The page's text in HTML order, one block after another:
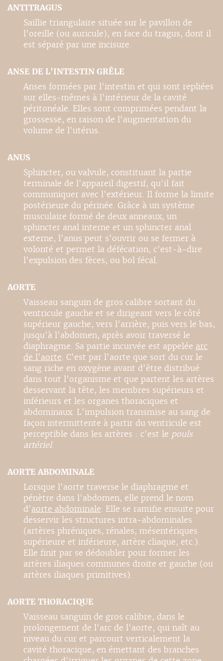
ANTITRAGUS
Saillie triangulaire située sur le pavillon de
l'oreille (ou auricule), en face du tragus, dont il
est séparé par une incisure.
ANSE DE L'INTESTIN GRÊLE
Anses formées par l'intestin et qui sont repliées
sur elles-mêmes à l'intérieur de la cavité
péritonéale. Elles sont comprimées pendant la
grossesse, en raison de l'augmentation du
volume de l'utérus.
ANUS
Sphincter, ou valvule, constituant la partie
terminale de l'appareil digestif, qu'il fait
communiquer avec l'extérieur. Il forme la limite
postérieure du périnée. Grâce à un système
musculaire formé de deux anneaux, un
sphincter anal interne et un sphincter anal
externe, l'anus peut s'ouvrir ou se fermer à
volonté et permet la défécation, c'est-à-dire
l'expulsion des fèces, ou bol fécal.
AORTE
Vaisseau sanguin de gros calibre sortant du
ventricule gauche et se dirigeant vers le côté
supérieur gauche, vers l'arrière, puis vers le bas,
jusqu'à l'abdomen, après avoir traversé le
diaphragme. Sa partie incurvée est appelée arc
de l'aorte. C'est par l'aorte que sort du cur le
sang riche en oxygène avant d'être distribué
dans tout l'organisme et que partent les artères
desservant la tête, les membres supérieurs et
inférieurs et les organes thoraciques et
abdominaux. L'impulsion transmise au sang de
façon intermittente à partir du ventricule est
perceptible dans les artères : c'est le pouls
artériel.
AORTE ABDOMINALE
Lorsque l'aorte traverse le diaphragme et
pénètre dans l'abdomen, elle prend le nom
d'aorte abdominale. Elle se ramifie ensuite pour
desservir les structures intra-abdominales
(artères phréniques, rénales, mésentériques
supérieure et inférieure, artère cliaque, etc.).
Elle finit par se dédoubler pour former les
artères iliaques communes droite et gauche (ou
artères iliaques primitives).
AORTE THORACIQUE
Vaisseau sanguin de gros calibre, dans le
prolongement de l'arc de l'aorte, qui naît au
niveau du cur et parcourt verticalement la
cavité thoracique, en émettant des branches